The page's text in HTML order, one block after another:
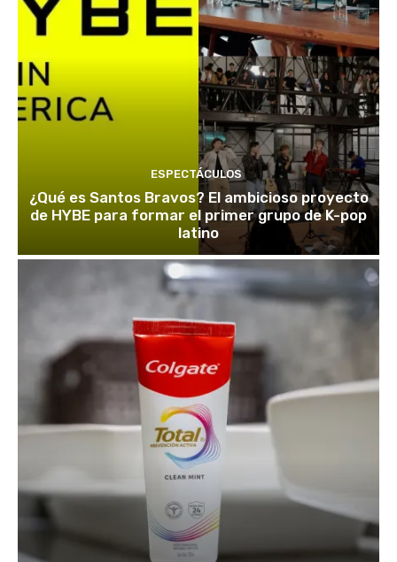
ESPECTÁCULOS
¿Qué es Santos Bravos? El ambicioso proyecto
de HYBE para formar el primer grupo de K-pop
latino